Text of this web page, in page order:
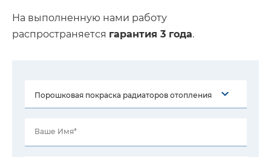
На выполненную нами работу
распространяется гарантия 3 года.
Ваше Имя*